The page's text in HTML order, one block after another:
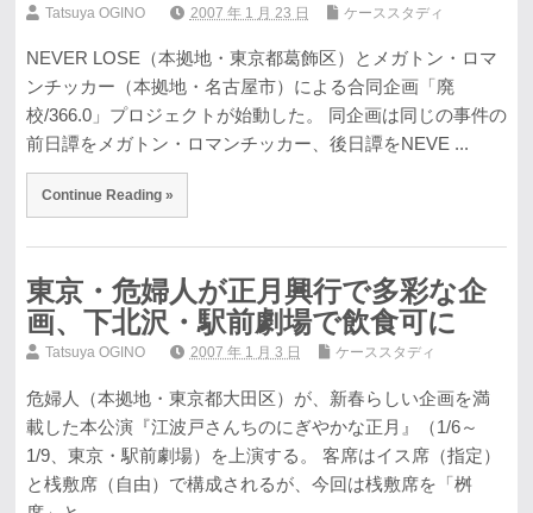
Tatsuya OGINO 2007 年 1 月 23 日 ケーススタディ
NEVER LOSE（本拠地・東京都葛飾区）とメガトン・ロマ
ンチッカー（本拠地・名古屋市）による合同企画「廃
校/366.0」プロジェクトが始動した。 同企画は同じの事件の
前日譚をメガトン・ロマンチッカー、後日譚をNEVE ...
Continue Reading »
東京・危婦人が正月興行で多彩な企
画、下北沢・駅前劇場で飲食可に
Tatsuya OGINO 2007 年 1 月 3 日 ケーススタディ
危婦人（本拠地・東京都大田区）が、新春らしい企画を満
載した本公演『江波戸さんちのにぎやかな正月』（1/6～
1/9、東京・駅前劇場）を上演する。 客席はイス席（指定）
と桟敷席（自由）で構成されるが、今回は桟敷席を「桝